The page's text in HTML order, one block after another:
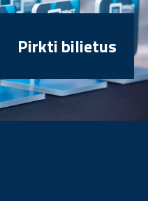
Pirkti bilietus